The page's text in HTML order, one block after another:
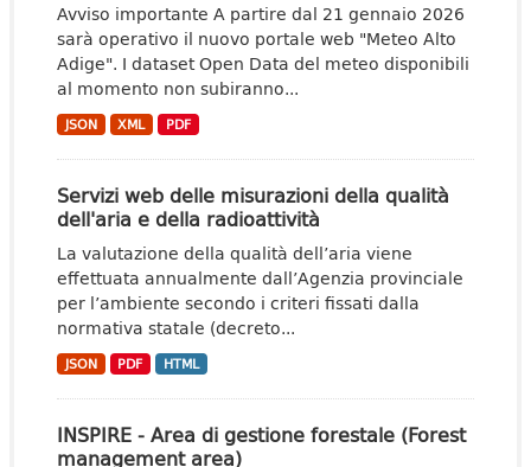
Avviso importante A partire dal 21 gennaio 2026
sarà operativo il nuovo portale web "Meteo Alto
Adige". I dataset Open Data del meteo disponibili
al momento non subiranno...
JSON XML PDF
Servizi web delle misurazioni della qualità
dell'aria e della radioattività
La valutazione della qualità dell’aria viene
effettuata annualmente dall’Agenzia provinciale
per l’ambiente secondo i criteri fissati dalla
normativa statale (decreto...
JSON PDF HTML
INSPIRE - Area di gestione forestale (Forest
management area)